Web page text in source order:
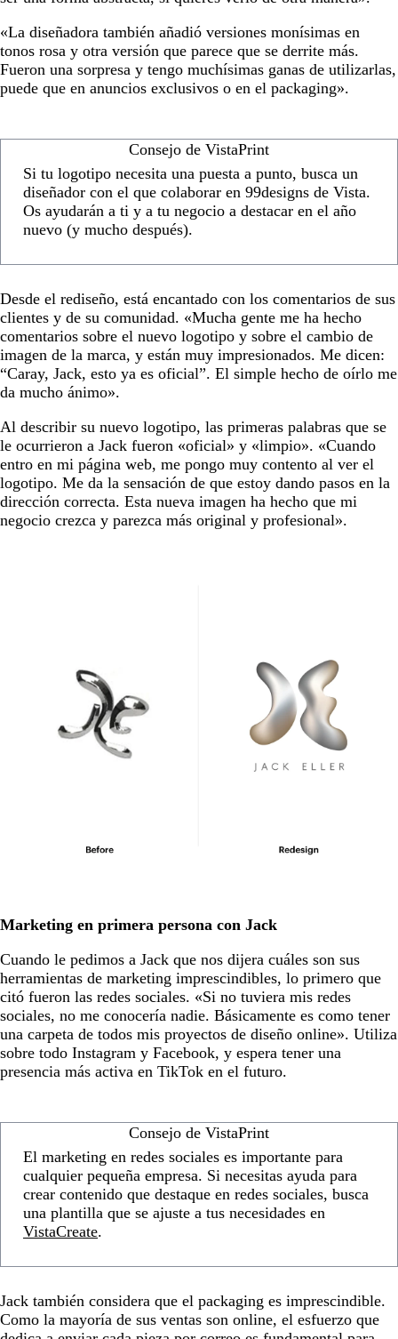
«La diseñadora también añadió versiones monísimas en
tonos rosa y otra versión que parece que se derrite más.
Fueron una sorpresa y tengo muchísimas ganas de utilizarlas,
puede que en anuncios exclusivos o en el packaging».
Consejo de VistaPrint
Si tu logotipo necesita una puesta a punto, busca un
diseñador con el que colaborar en 99designs de Vista.
Os ayudarán a ti y a tu negocio a destacar en el año
nuevo (y mucho después).
Desde el rediseño, está encantado con los comentarios de sus
clientes y de su comunidad. «Mucha gente me ha hecho
comentarios sobre el nuevo logotipo y sobre el cambio de
imagen de la marca, y están muy impresionados. Me dicen:
“Caray, Jack, esto ya es oficial”. El simple hecho de oírlo me
da mucho ánimo».
Al describir su nuevo logotipo, las primeras palabras que se
le ocurrieron a Jack fueron «oficial» y «limpio». «Cuando
entro en mi página web, me pongo muy contento al ver el
logotipo. Me da la sensación de que estoy dando pasos en la
dirección correcta. Esta nueva imagen ha hecho que mi
negocio crezca y parezca más original y profesional».
Marketing en primera persona con Jack
Cuando le pedimos a Jack que nos dijera cuáles son sus
herramientas de marketing imprescindibles, lo primero que
citó fueron las redes sociales. «Si no tuviera mis redes
sociales, no me conocería nadie. Básicamente es como tener
una carpeta de todos mis proyectos de diseño online». Utiliza
sobre todo Instagram y Facebook, y espera tener una
presencia más activa en TikTok en el futuro.
Consejo de VistaPrint
El marketing en redes sociales es importante para
cualquier pequeña empresa. Si necesitas ayuda para
crear contenido que destaque en redes sociales, busca
una plantilla que se ajuste a tus necesidades en
VistaCreate.
Jack también considera que el packaging es imprescindible.
Como la mayoría de sus ventas son online, el esfuerzo que